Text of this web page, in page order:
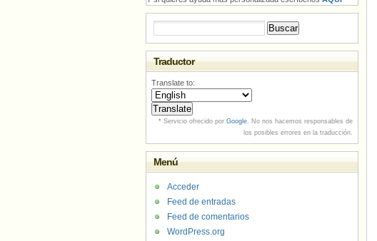
Traductor
Translate to:
* Servicio ofrecido por Google. No nos hacemos responsables de
los posibles errores en la traducción.
Menú
Acceder
Feed de entradas
Feed de comentarios
WordPress.org